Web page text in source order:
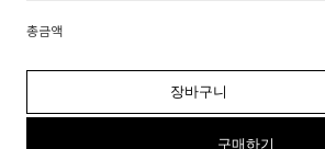
총금액
장바구니
구매하기